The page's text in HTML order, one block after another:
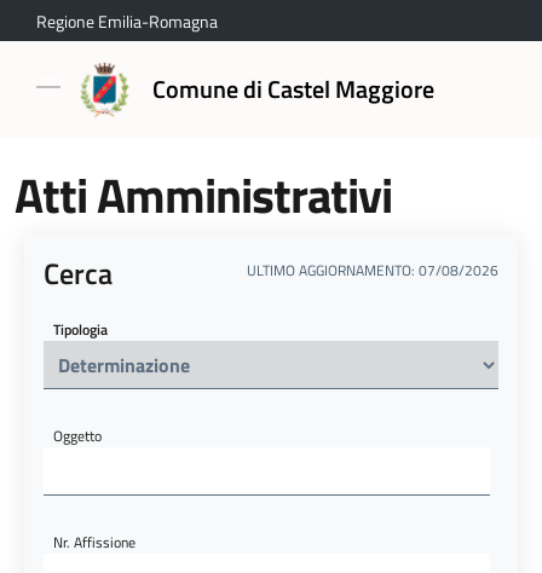
Regione Emilia-Romagna
Comune di Castel Maggiore
Atti Amministrativi
Cerca ULTIMO AGGIORNAMENTO: 07/08/2026
Tipologia
Oggetto
Nr. Affissione